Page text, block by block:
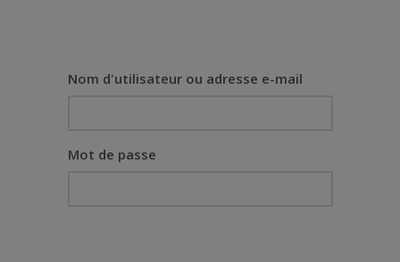
Nom d'utilisateur ou adresse e-mail
Mot de passe